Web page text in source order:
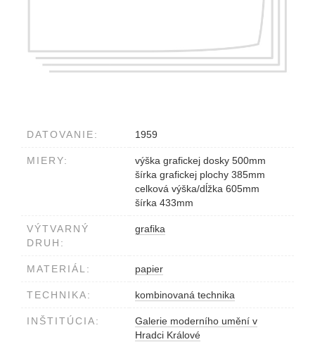
DATOVANIE: 1959
MIERY:
výška grafickej dosky 500mm
šírka grafickej plochy 385mm
celková výška/dĺžka 605mm
šírka 433mm
VÝTVARNÝ
DRUH:
grafika
MATERIÁL: papier
TECHNIKA: kombinovaná technika
INŠTITÚCIA:
Galerie moderního umění v
Hradci Králové